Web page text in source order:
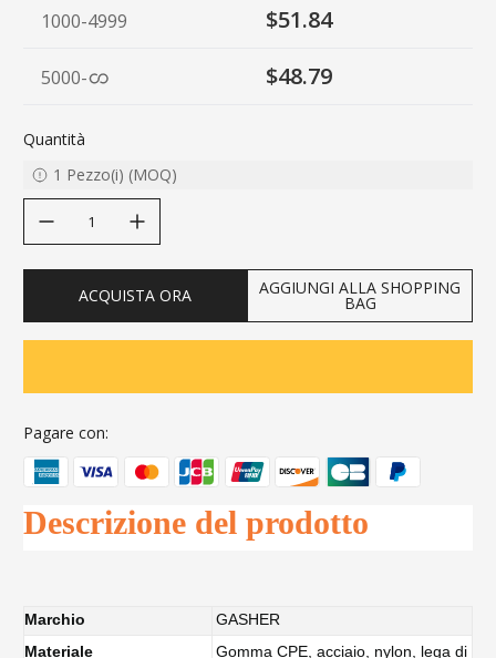
1000-4999 $51.84
5000- $48.79
Quantità
1 Pezzo(i) (MOQ)
ACQUISTA ORA AGGIUNGI ALLA SHOPPING
BAG
Pagare con:
Descrizione del prodotto
Marchio
GASHER
Materiale
Gomma CPE, acciaio, nylon, lega di